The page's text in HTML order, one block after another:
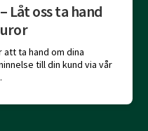
Låt oss ta hand
ta hand om dina
till din kund via vår